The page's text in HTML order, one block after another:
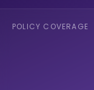
POLICY COVERAGE